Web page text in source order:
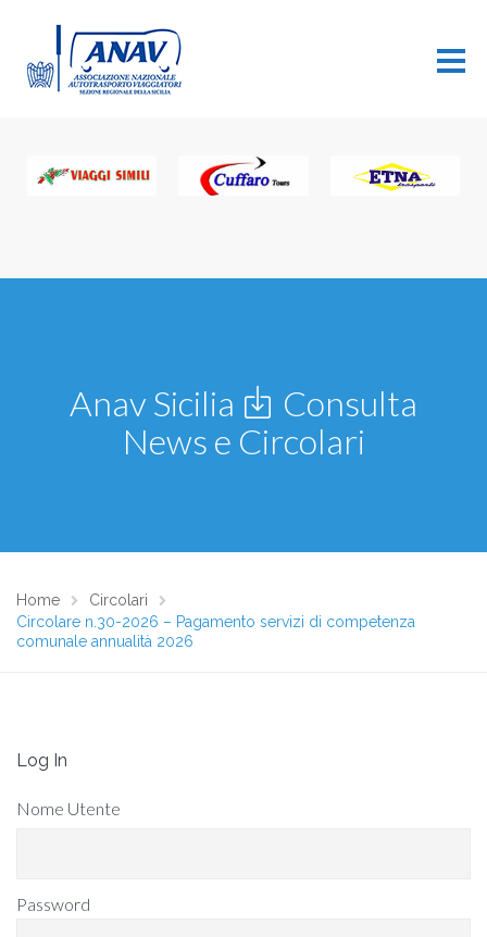
Anav Sicilia
Consulta
News e Circolari
Home
Circolari
Circolare n.30-2026 – Pagamento servizi di competenza
comunale annualità 2026
Log In
Nome Utente
Password